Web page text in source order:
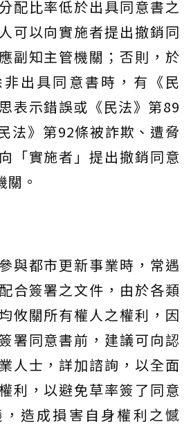
配比率低於出具同意書之
可以向實施者提出撤銷同
副知主管機關；否則，於
出具同意書時，有《民
表示錯誤或《民法》第89
法》第92條被詐欺、遭脅
「實施者」提出撤銷同意
。
與都市更新事業時，常遇
合簽署之文件，由於各類
攸關所有權人之權利，因
署同意書前，建議可向認
人士，詳加諮詢，以全面
利，以避免草率簽了同意
造成損害自身權利之憾